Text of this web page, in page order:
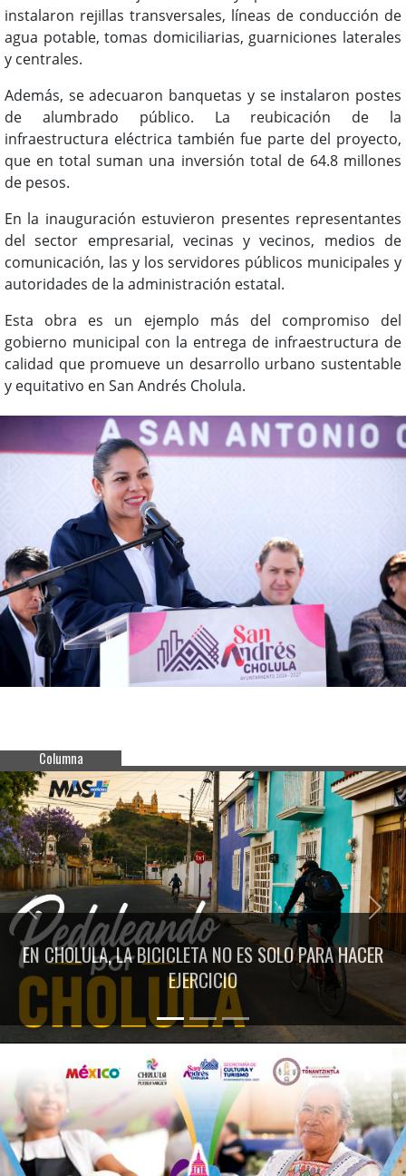
instalaron rejillas transversales, líneas de conducción de
agua potable, tomas domiciliarias, guarniciones laterales
y centrales.
Además, se adecuaron banquetas y se instalaron postes
de alumbrado público. La reubicación de la
infraestructura eléctrica también fue parte del proyecto,
que en total suman una inversión total de 64.8 millones
de pesos.
En la inauguración estuvieron presentes representantes
del sector empresarial, vecinas y vecinos, medios de
comunicación, las y los servidores públicos municipales y
autoridades de la administración estatal.
Esta obra es un ejemplo más del compromiso del
gobierno municipal con la entrega de infraestructura de
calidad que promueve un desarrollo urbano sustentable
y equitativo en San Andrés Cholula.
Columna
EN CHOLULA, LA BICICLETA NO ES SOLO PARA HACER
EJERCICIO
Previous Next